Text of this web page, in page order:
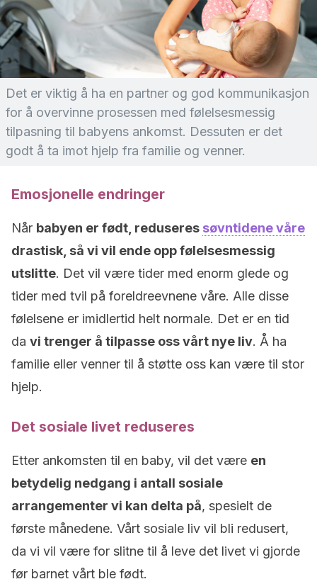
Det er viktig å ha en partner og god kommunikasjon
for å overvinne prosessen med følelsesmessig
tilpasning til babyens ankomst. Dessuten er det
godt å ta imot hjelp fra familie og venner.
Emosjonelle endringer
Når babyen er født, reduseres søvntidene våre
drastisk, så vi vil ende opp følelsesmessig
utslitte. Det vil være tider med enorm glede og
tider med tvil på foreldreevnene våre. Alle disse
følelsene er imidlertid helt normale. Det er en tid
da vi trenger å tilpasse oss vårt nye liv. Å ha
familie eller venner til å støtte oss kan være til stor
hjelp.
Det sosiale livet reduseres
Etter ankomsten til en baby, vil det være en
betydelig nedgang i antall sosiale
arrangementer vi kan delta på, spesielt de
første månedene. Vårt sosiale liv vil bli redusert,
da vi vil være for slitne til å leve det livet vi gjorde
før barnet vårt ble født.